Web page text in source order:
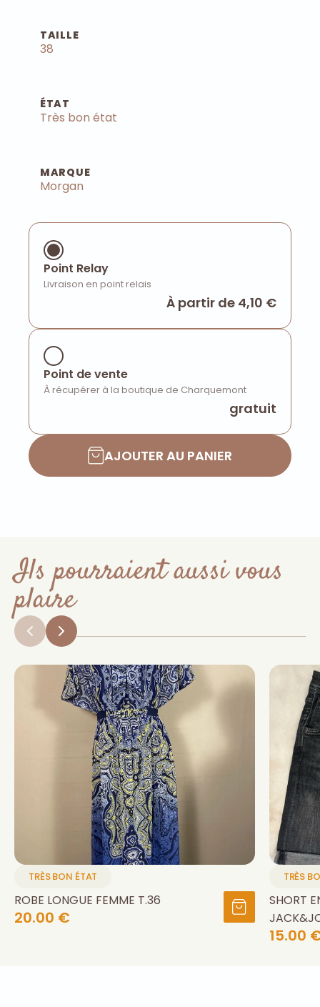
TAILLE
38
ÉTAT
Très bon état
MARQUE
Morgan
Point Relay
Livraison en point relais
À partir de 4,10 €
Point de vente
À récupérer à la boutique de Charquemont
gratuit
AJOUTER AU PANIER
Ils pourraient aussi vous
plaire
TRÈS BON ÉTAT
ROBE LONGUE FEMME T.36
20.00 €
TRÈS
SHORT
15.00